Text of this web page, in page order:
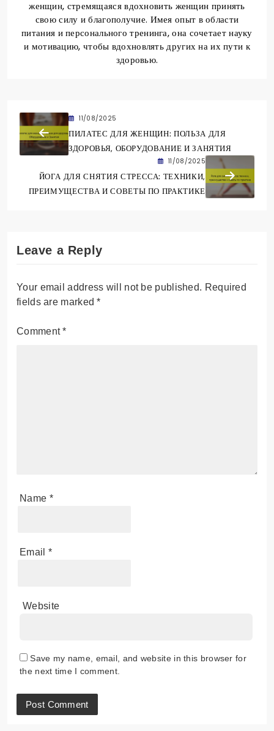
женщин, стремящаяся вдохновить женщин принять
свою силу и благополучие. Имея опыт в области
питания и персонального тренинга, она сочетает науку
и мотивацию, чтобы вдохновлять других на их пути к
здоровью.
11/08/2025
ПИЛАТЕС ДЛЯ ЖЕНЩИН: ПОЛЬЗА ДЛЯ
ЗДОРОВЬЯ, ОБОРУДОВАНИЕ И ЗАНЯТИЯ
11/08/2025
ЙОГА ДЛЯ СНЯТИЯ СТРЕССА: ТЕХНИКИ,
ПРЕИМУЩЕСТВА И СОВЕТЫ ПО ПРАКТИКЕ
Leave a Reply
Your email address will not be published. Required
fields are marked*
Comment*
Name *
Email *
Website
Save my name, email, and website in this browser for
the next time I comment.